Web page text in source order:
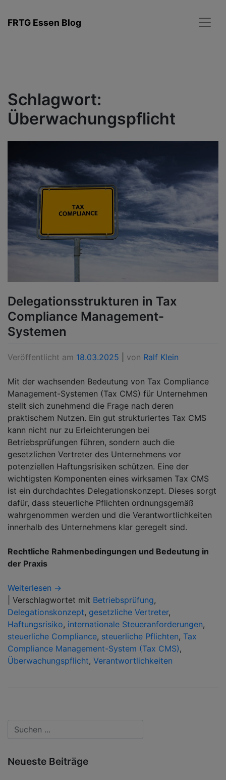
Inhalt
FRTG Essen Blog
Schlagwort:
Überwachungspflicht
Delegationsstrukturen in Tax
Compliance Management-
Systemen
Veröffentlicht am 18.03.2025 von Ralf Klein
Mit der wachsenden Bedeutung von Tax Compliance
Management-Systemen (Tax CMS) für Unternehmen
stellt sich zunehmend die Frage nach deren
praktischem Nutzen. Ein gut strukturiertes Tax CMS
kann nicht nur zu Erleichterungen bei
Betriebsprüfungen führen, sondern auch die
gesetzlichen Vertreter des Unternehmens vor
potenziellen Haftungsrisiken schützen. Eine der
wichtigsten Komponenten eines wirksamen Tax CMS
ist ein durchdachtes Delegationskonzept. Dieses sorgt
dafür, dass steuerliche Pflichten ordnungsgemäß
wahrgenommen werden und die Verantwortlichkeiten
innerhalb des Unternehmens klar geregelt sind.
Rechtliche Rahmenbedingungen und Bedeutung in
der Praxis
Weiterlesen →
Verschlagwortet mit Betriebsprüfung,
Delegationskonzept, gesetzliche Vertreter,
Haftungsrisiko, internationale Steueranforderungen,
steuerliche Compliance, steuerliche Pflichten, Tax
Compliance Management-System (Tax CMS),
Überwachungspflicht, Verantwortlichkeiten
Neueste Beiträge